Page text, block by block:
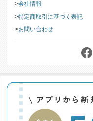
会社情報
特定商取引に基づく表記
お問い合わせ